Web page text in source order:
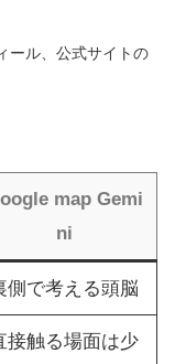
ール、公式サイトの
map Gemi
ni
側で考える頭脳
接触る場面は少